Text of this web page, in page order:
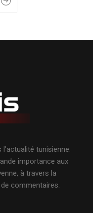
tunisienne.
importance aux
à travers la
commentaires.